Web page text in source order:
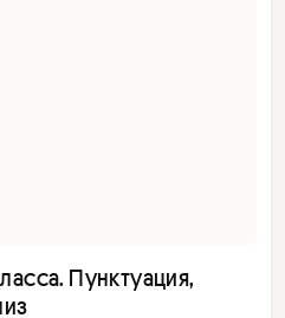
Пунктуация,